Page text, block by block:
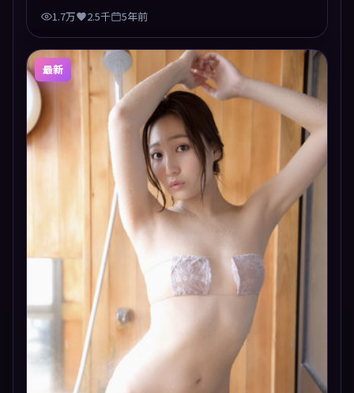
1.7万 2.5千 5年前
最新